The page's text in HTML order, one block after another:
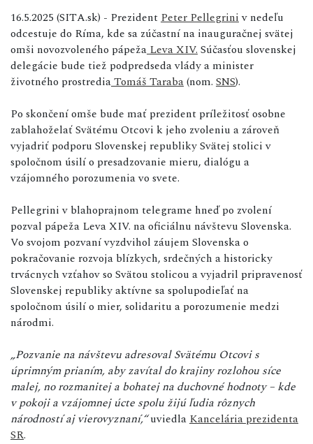
16.5.2025 (SITA.sk) - Prezident Peter Pellegriniv nedeľu
odcestuje do Ríma, kde sa zúčastní na inauguračnej svätej
omši novozvoleného pápeža Leva XIV. Súčasťou slovenskej
delegácie bude tiež podpredseda vlády a minister
životného prostrediaTomáš Taraba(nom. SNS).
Po skončení omše bude mať prezident príležitosť osobne
zablahoželať Svätému Otcovi k jeho zvoleniu a zároveň
vyjadriť podporu Slovenskej republiky Svätej stolici v
spoločnom úsilí o presadzovanie mieru, dialógu a
vzájomného porozumenia vo svete.
Pellegrini v blahoprajnom telegrame hneď po zvolení
pozval pápeža Leva XIV. na oficiálnu návštevu Slovenska.
Vo svojom pozvaní vyzdvihol záujem Slovenska o
pokračovanie rozvoja blízkych, srdečných a historicky
trvácnych vzťahov so Svätou stolicou a vyjadril pripravenosť
Slovenskej republiky aktívne sa spolupodieľať na
spoločnom úsilí o mier, solidaritu a porozumenie medzi
národmi.
„Pozvanie na návštevu adresoval Svätému Otcovi s
úprimným prianím, aby zavítal do krajiny rozlohou síce
malej, no rozmanitej a bohatej na duchovné hodnoty – kde
v pokoji a vzájomnej úcte spolu žijú ľudia rôznych
národností aj vierovyznaní,“uviedla Kancelária prezidenta
SR.